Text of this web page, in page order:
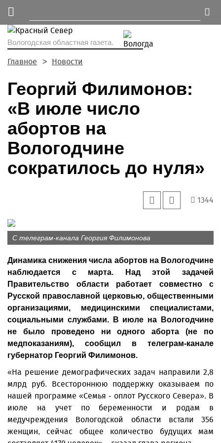
Вологодская областная газета.
Главное Новости
Георгий Филимонов:
«В июле число
абортов на
Вологодчине
сократилось до нуля»
1344
С телеграм-канала Георгия Филимонова
Динамика снижения числа абортов на Вологодчине
наблюдается с марта. Над этой задачей
Правительство области работает совместно с
Русской православной церковью, общественными
организациями, медицинскими специалистами,
социальными службами. В июле на Вологодчине
не было проведено ни одного аборта (не по
медпоказаниям), сообщил в телеграм-канале
губернатор Георгий Филимонов.
«На решение демографических задач направили 2,8
млрд руб. Всестороннюю поддержку оказываем по
нашей программе «Семья - оплот Русского Севера». В
июле на учет по беременности и родам в
медучреждения Вологодской области встали 356
женщин, сейчас общее количество будущих мам